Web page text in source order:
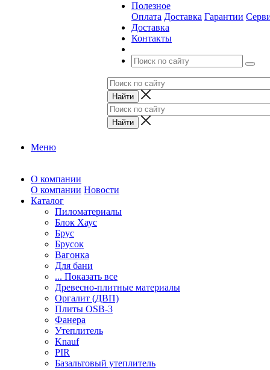
Полезное
Оплата Доставка Гарантии
Доставка
Контакты
Меню
О компании
О компании Новости
Каталог
Пиломатериалы
Блок Хаус
Брус
Брусок
Вагонка
Для бани
... Показать все
Древесно-плитные материалы
Оргалит (ДВП)
Плиты OSB-3
Фанера
Утеплитель
Knauf
PIR
Базальтовый утеплитель